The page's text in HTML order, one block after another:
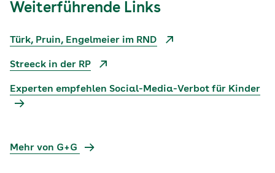
Weiterführende Links
Türk, Pruin, Engelmeier im RND
Streeck in der RP
Experten empfehlen Social-Media-Verbot für Kinder
Mehr von G+G